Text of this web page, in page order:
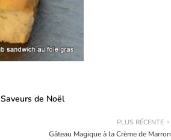
Saveurs de Noël
PLUS RÉCENTE
Gâteau Magique à la Crème de Marron